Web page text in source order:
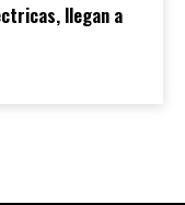
llegan a